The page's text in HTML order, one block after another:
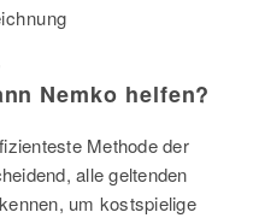
Nemko helfen?
Methode der
alle geltenden
um kostspielige